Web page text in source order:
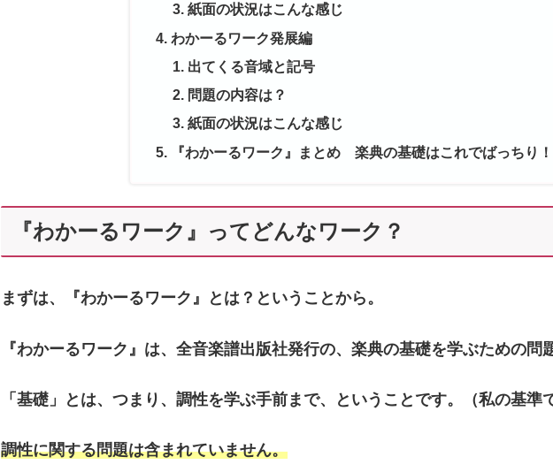
紙面の状況はこんな感じ
わかーるワーク発展編
出てくる音域と記号
問題の内容は？
紙面の状況はこんな感じ
『わかーるワーク』まとめ 楽典の基礎はこれでばっちり！